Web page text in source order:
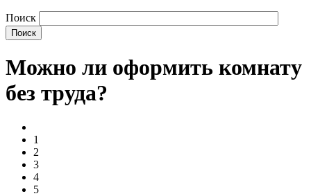
Поиск
Можно ли оформить комнату
без труда?
1
2
3
4
5